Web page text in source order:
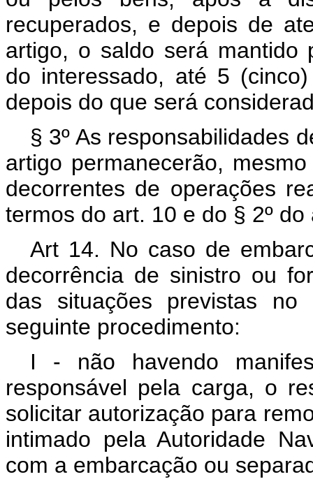
recuperados, e depois de
artigo, o saldo será mantido
do interessado, até 5
depois do que será
§ 3º As responsabilidades
artigo permanecerão,
decorrentes de operações
termos do art. 10 e do § 2º do
Art 14. No caso de
decorrência de sinistro ou
das situações previstas
seguinte procedimento:
I - não havendo
responsável pela carga, o
solicitar autorização para
intimado pela Autoridade
com a embarcação ou